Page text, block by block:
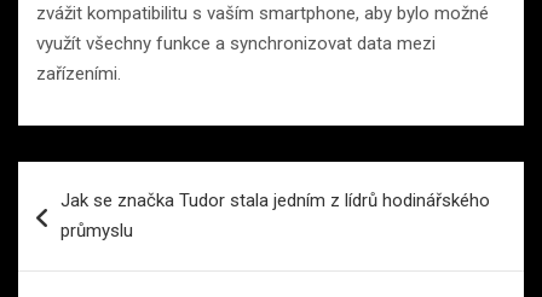
zvážit kompatibilitu s vaším smartphone, aby bylo možné
využít všechny funkce a synchronizovat data mezi
zařízeními.
proJak se značka Tudor stala jedním z lídrů hodinářského
průmyslu